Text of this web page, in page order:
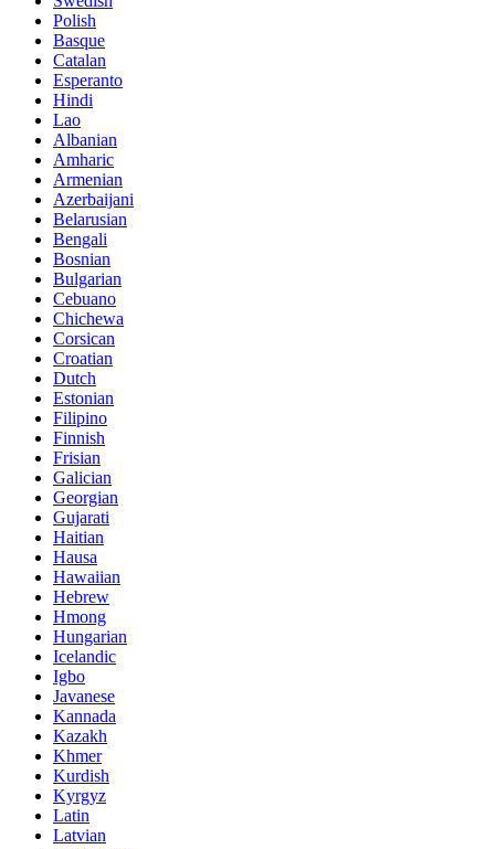
Polish
Basque
Catalan
Esperanto
Hindi
Lao
Albanian
Amharic
Armenian
Azerbaijani
Belarusian
Bengali
Bosnian
Bulgarian
Cebuano
Chichewa
Corsican
Croatian
Dutch
Estonian
Filipino
Finnish
Frisian
Galician
Georgian
Gujarati
Haitian
Hausa
Hawaiian
Hebrew
Hmong
Hungarian
Icelandic
Igbo
Javanese
Kannada
Kazakh
Khmer
Kurdish
Kyrgyz
Latin
Latvian